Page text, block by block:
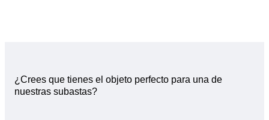
¿Crees que tienes el objeto perfecto para una de
nuestras subastas?